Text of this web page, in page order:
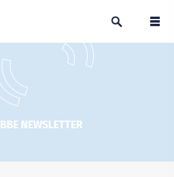
Suchen
BBE NEWSLETTER